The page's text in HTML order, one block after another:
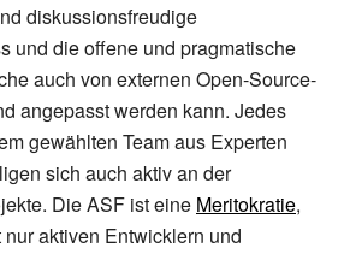
diskussionsfreudige
und die offene und pragmatische
auch von externen Open-Source-
angepasst werden kann. Jedes
gewählten Team aus Experten
sich auch aktiv an der
Die ASF ist eine Meritokratie,
aktiven Entwicklern und